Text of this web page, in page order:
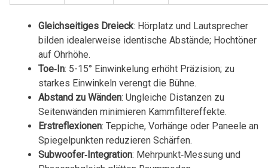
Gleichseitiges Dreieck: Hörplatz und Lautsprecher
bilden idealerweise identische Abstände; Hochtöner
auf⁤ Ohrhöhe.
Toe‑In: 5-15° Einwinkelung erhöht Präzision; zu⁤
starkes Einwinkeln verengt die Bühne.
Abstand ⁣zu⁣ Wänden: Ungleiche Distanzen zu
Seitenwänden minimieren Kammfiltereffekte.
Erstreflexionen: Teppiche, Vorhänge oder Paneele an
Spiegelpunkten reduzieren ⁤Schärfen.
Subwoofer‑Integration: Mehrpunkt‑Messung⁣ und